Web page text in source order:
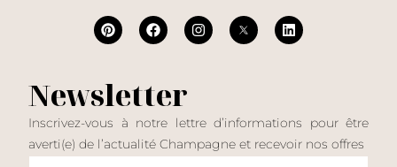
Newsletter
Inscrivez-vous à notre lettre d’informations pour être
averti(e) de l’actualité Champagne et recevoir nos offres